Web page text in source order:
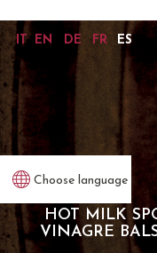
Choose language
HOT MILK
VINAGRE
IT EN DE FR ES